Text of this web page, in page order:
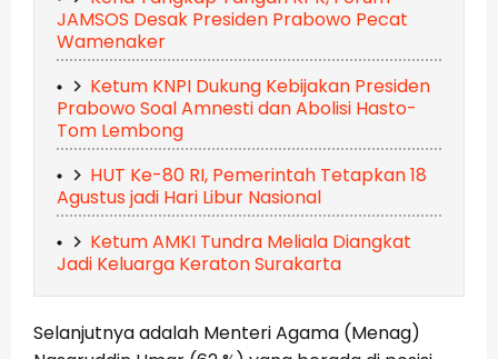
JAMSOS Desak Presiden Prabowo Pecat
Wamenaker
Ketum KNPI Dukung Kebijakan Presiden
Prabowo Soal Amnesti dan Abolisi Hasto-
Tom Lembong
HUT Ke-80 RI, Pemerintah Tetapkan 18
Agustus jadi Hari Libur Nasional
Ketum AMKI Tundra Meliala Diangkat
Jadi Keluarga Keraton Surakarta
Selanjutnya adalah Menteri Agama (Menag)